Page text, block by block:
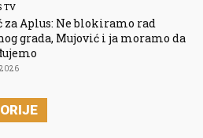
TV
za Aplus: Ne blokiramo rad
grada, Mujović i ja moramo da